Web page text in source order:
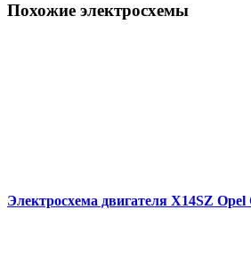
Похожие электросхемы
Электросхема двигателя X14SZ